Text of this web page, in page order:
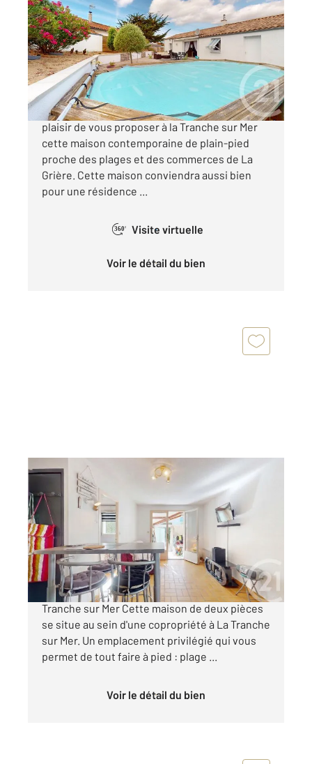
81,64 m2, 4 pièces
Ref : 3105
Maison à vendre
353 900 €
L'agence Century 21 Côte de Lumière a le
plaisir de vous proposer à la Tranche sur Mer
cette maison contemporaine de plain-pied
proche des plages et des commerces de La
Grière. Cette maison conviendra aussi bien
pour une résidence ...
360° Visite virtuelle
Voir le détail du bien
LA TRANCHE SUR MER 85
28,96 m2, 2 pièces
Ref : 2931
Maison à vendre
153 700 €
Vente maison 2 pièces de plain-pied à La
Tranche sur Mer Cette maison de deux pièces
se situe au sein d'une copropriété à La Tranche
sur Mer. Un emplacement privilégié qui vous
permet de tout faire à pied : plage ...
Voir le détail du bien